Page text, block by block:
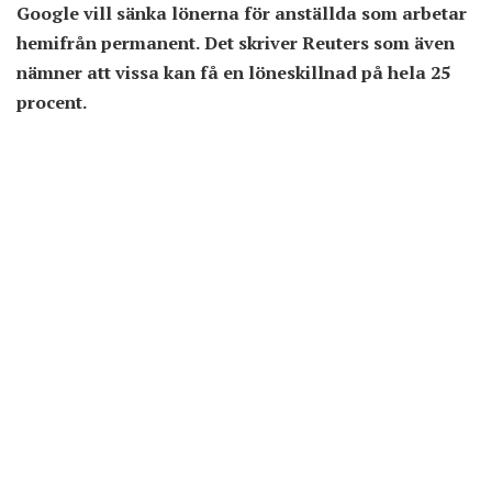
Google vill sänka lönerna för anställda som arbetar
hemifrån permanent. Det skriver Reuters som även
nämner att vissa kan få en löneskillnad på hela 25
procent.